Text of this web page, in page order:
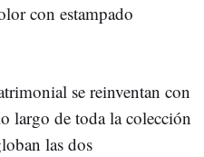
con estampado
se reinventan con
largo de toda la colección
las dos